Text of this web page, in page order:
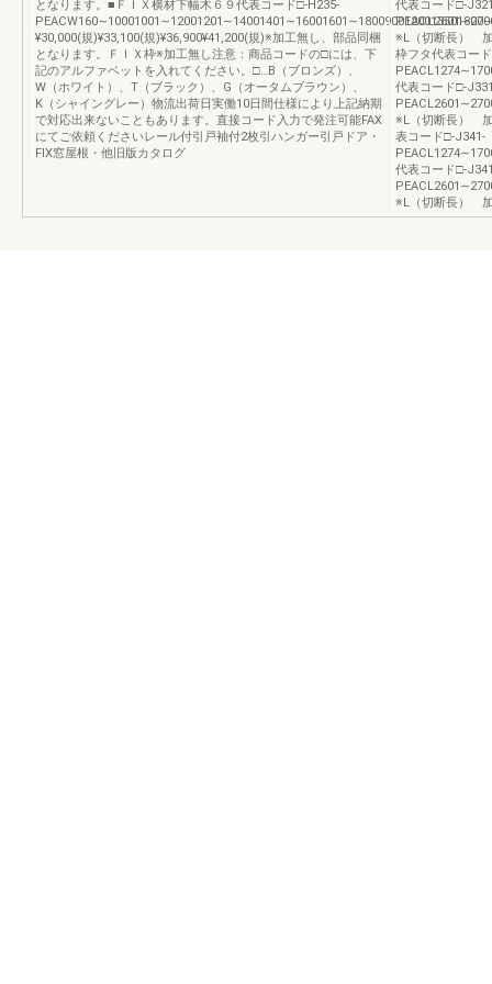
となります。■ＦＩＸ横材下幅木６９代表コード□-H235-
¥30,000(規)¥33,100(規)¥36,900¥41,200(規)※加工無し、部品同梱
となります。ＦＩＸ枠※加工無し注意：商品コードの□には、下
記のアルファベットを入れてください。□…B（ブロンズ）、
W（ホワイト）、T（ブラック）、G（オータムブラウン）、
K（シャイングレー）物流出荷日実働10日間仕様により上記納期
で対応出来ないこともあります。直接コード入力で発注可能FAX
にてご依頼くださいレール付引戸袖付2枚引ハンガー引戸ドア・
FIX窓屋根・他旧版カタログ
代表コード□-
※L（切断長） 加
枠フタ代表コー
代表コード□-
※L（切断長） 加
表コード□-J341-
代表コード□-
※L（切断長） 加